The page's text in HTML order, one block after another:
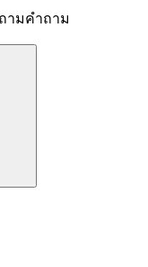
ามคำถาม